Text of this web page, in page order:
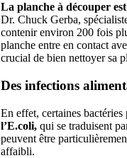
La planche à découper
Dr. Chuck Gerba,
contenir environ 200 fois
planche entre en contact
crucial de bien nettoyer sa
Des infections
En effet, certaines
l’E.coli, qui se traduisent
peuvent être
affaibli.